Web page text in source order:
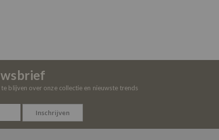
blijven over onze collectie en nieuwste trends
Inschrijven